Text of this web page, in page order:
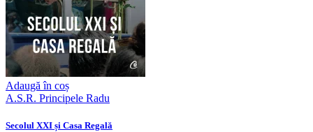
Adaugă în coș
A.S.R. Principele Radu
Secolul XXI și Casa Regală